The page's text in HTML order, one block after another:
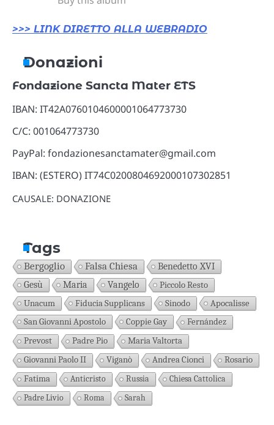
>>> LINK DIRETTO ALLA WEBRADIO
Donazioni
Fondazione Sancta Mater ETS
IBAN: IT42A0760104600001064773730
C/C: 001064773730
PayPal: fondazionesanctamater@gmail.com
IBAN: (ESTERO) IT74C0200804692000107302851
CAUSALE: DONAZIONE
Tags
Bergoglio Falsa Chiesa Benedetto XVI
Gesù Maria Vangelo
Piccolo Resto
Unacum
Fiducia Supplicans Sinodo
Apocalisse
San Giovanni Apostolo
Coppie Gay
Fernández
Prevost
Padre Pio
Maria Valtorta
Giovanni Paolo II
Viganò Andrea Cionci
Rosario
Fatima
Anticristo Russia
Chiesa Cattolica
Padre Livio
Roma Sarah